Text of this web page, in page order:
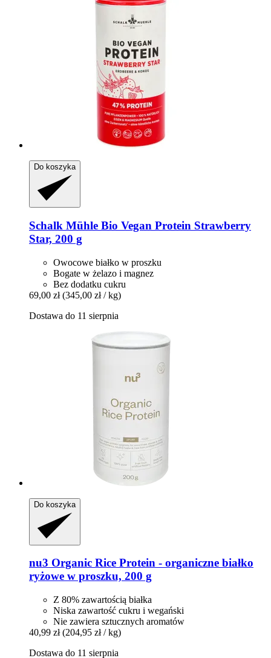
Do koszyka
Schalk Mühle Bio Vegan Protein Strawberry
Star, 200 g
Owocowe białko w proszku
Bogate w żelazo i magnez
Bez dodatku cukru
69,00 zł (345,00 zł / kg)
Dostawa do 11 sierpnia
Do koszyka
nu3 Organic Rice Protein -​ organiczne białko
ryżowe w proszku, 200 g
Z 80% zawartością białka
Niska zawartość cukru i wegański
Nie zawiera sztucznych aromatów
40,99 zł (204,95 zł / kg)
Dostawa do 11 sierpnia